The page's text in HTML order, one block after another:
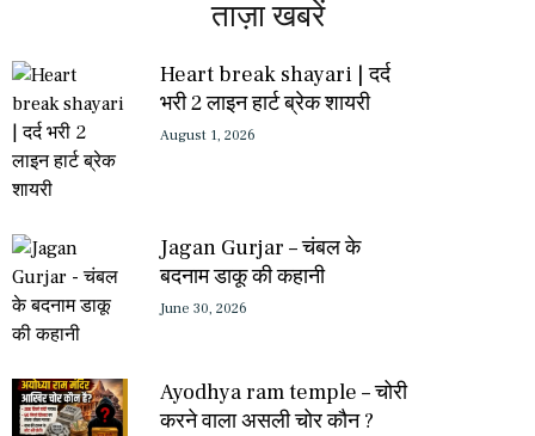
ताज़ा खबरें
Heart break shayari | दर्द
भरी 2 लाइन हार्ट ब्रेक शायरी
August 1, 2026
Jagan Gurjar – चंबल के
बदनाम डाकू की कहानी
June 30, 2026
Ayodhya ram temple – चोरी
करने वाला असली चोर कौन ?